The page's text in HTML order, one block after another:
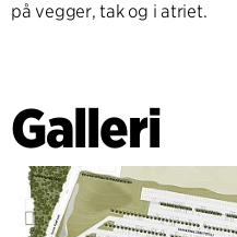
på vegger, tak og i atriet.
For å understøtte grønne
upcyclede materialer som
Kasserte trestykker fra
brukt som trelister langs
arbeidsklær som ikke lenger
akustiske absorbenter, og
Galleri